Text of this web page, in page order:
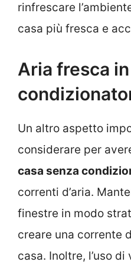
rinfrescare
casa più fresca e
Aria fresca
Un altro aspetto
considerare per
casa senza
correnti d’aria.
finestre in modo
creare una corrente
casa. Inoltre, l’uso